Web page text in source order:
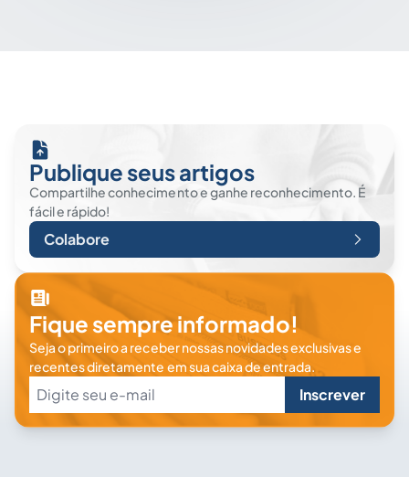
Publique seus artigos
Compartilhe conhecimento e ganhe reconhecimento. É
fácil e rápido!
Colabore
Fique sempre informado!
Seja o primeiro a receber nossas novidades exclusivas e
recentes diretamente em sua caixa de entrada.
Inscrever